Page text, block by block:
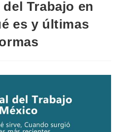
Trabajo en
es y últimas